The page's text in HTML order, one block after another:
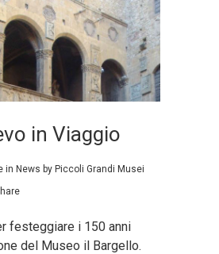
in Viaggio
in News by Piccoli Grandi Musei
festeggiare i 150 anni
del Museo il Bargello.